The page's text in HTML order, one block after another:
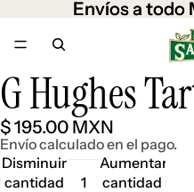
Envíos a todo
Envíos a todo
Abrir
imagen
a
pantalla
completa
G Hughes
$ 195.00 MXN
Envío calculado en el pago.
Disminuir
cantidad
Aumentar
cantidad